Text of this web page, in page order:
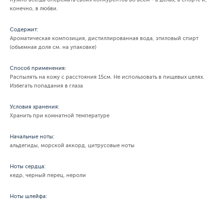
конечно, в любви.
Содержит:
Ароматическая композиция, дистиллированная вода, этиловый спирт
(объемная доля см. на упаковке)
Способ применения:
Распылять на кожу с расстояния 15см. Не использовать в пищевых целях.
Избегать попадания в глаза
Условия хранения:
Хранить при комнатной температуре
Начальные ноты:
альдегиды, морской аккорд, цитрусовые ноты
Ноты сердца:
кедр, черный перец, нероли
Ноты шлейфа: